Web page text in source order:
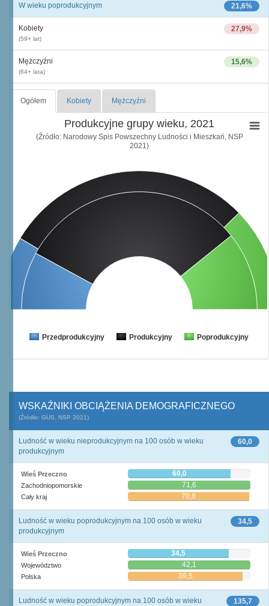
21,6%
W wieku poprodukcyjnym
27,9%
Kobiety
(59+ lat)
15,6%
Mężczyźni
(64+ lata)
Ogółem Kobiety Mężczyźni
Produkcyjne grupy wieku, 2021
(Źródło: Narodowy Spis Powszechny Ludności i Mieszkań, NSP
2021)
Przedprodukcyjny Produkcyjny Poprodukcyjny
WSKAŹNIKI OBCIĄŻENIA DEMOGRAFICZNEGO
(Źródło: GUS, NSP 2021)
60,0
Ludność w wieku nieprodukcyjnym na 100 osób w wieku
produkcyjnym
Wieś Przeczno 60,0
Zachodniopomorskie 71,6
Cały kraj 70,8
34,5
Ludność w wieku poprodukcyjnym na 100 osób w wieku
produkcyjnym
Wieś Przeczno 34,5
Województwo 42,1
Polska 39,5
135,7
Ludność w wieku poprodukcyjnym na 100 osób w wieku